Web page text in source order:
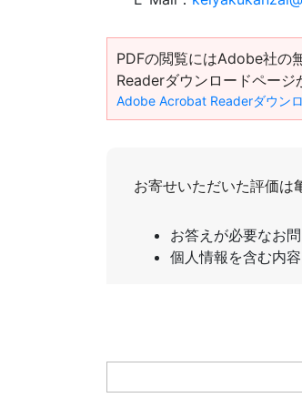
PDFの閲覧にはAdobe社
Readerダウンロードページ
Adobe Acrobat Readerダウン